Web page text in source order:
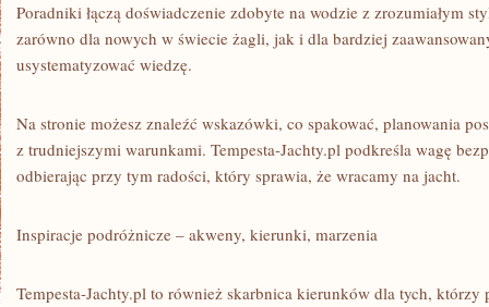
Poradniki łączą doświadczenie zdobyte na wodzie z zrozumiałym
zarówno dla nowych w świecie żagli, jak i dla bardziej
usystematyzować wiedzę.
Na stronie możesz znaleźć wskazówki, co spakować, planowania
z trudniejszymi warunkami. Tempesta-Jachty.pl podkreśla wagę
odbierając przy tym radości, który sprawia, że wracamy na jacht.
Inspiracje podróżnicze – akweny, kierunki, marzenia
Tempesta-Jachty.pl to również skarbnica kierunków dla tych, którzy